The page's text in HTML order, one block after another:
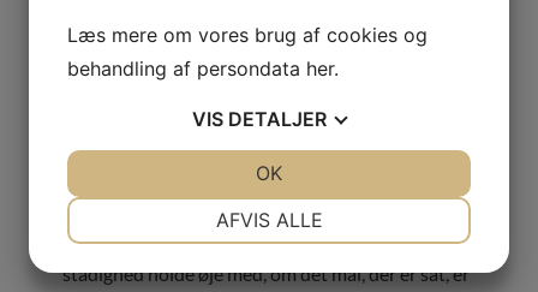
pipeline.
Ligeledes kan ses, hvor mange aktiviteter, der er
gennemført for at opnå størst mulig mulighed for
succes. Som regel er det sådan, at jo flere
aktiviteter, jo større mulighed for succes.
På den måde, kan den enkelte og virksomheden til
stadighed holde øje med, om det mål, der er sat, er
Læs mere om vores brug af cookies og
behandling af persondata her.
VIS DETALJER
AFVIS ALLE
OK